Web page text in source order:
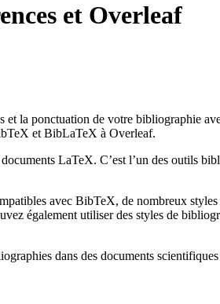
et Overleaf
et la ponctuation de votre bibliographie
et BibLaTeX à Overleaf.
LaTeX. C’est l’un des outils
avec BibTeX, de nombreux
également utiliser des styles de
dans des documents